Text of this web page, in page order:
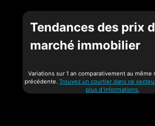
Tendances des prix
marché immobilier
Variations sur 1 an comparativement au même
précédente. Trouvez un courtier dans ce
plus d'informations.